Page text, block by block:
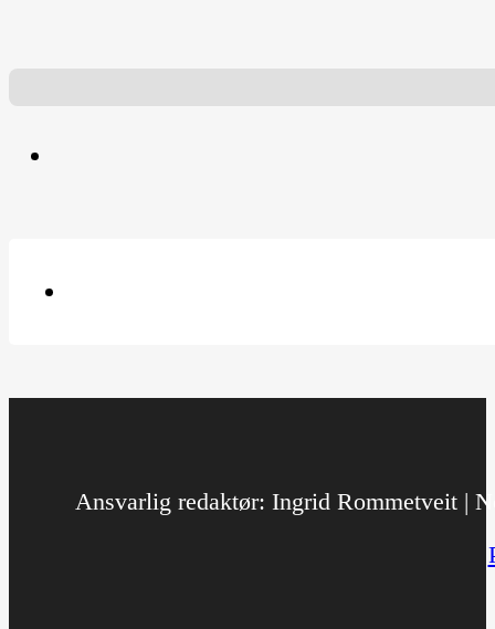
Ansvarlig redaktør: Ingrid Rommetveit |